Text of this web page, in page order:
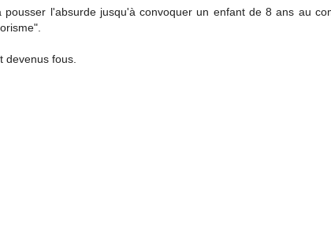
l'absurde jusqu'à convoquer un enfant de 8 ans au
devenus fous.